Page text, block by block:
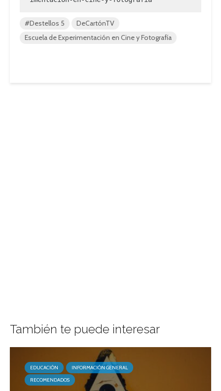
#Destellos 5
DeCartónTV
Escuela de Experimentación en Cine y Fotografía
También te puede interesar
EDUCACIÓN
INFORMACIÓN GENERAL
RECOMENDADOS